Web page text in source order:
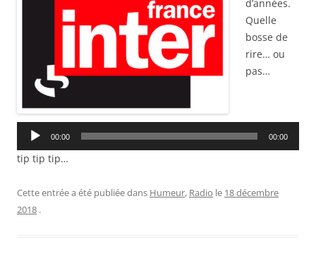
d’années.
Quelle
bosse de
rire… ou
pas…
audio
00:00 00:00
tip tip tip…
Cette entrée a été publiée dans Humeur, Radio le 18 décembre
2018 .